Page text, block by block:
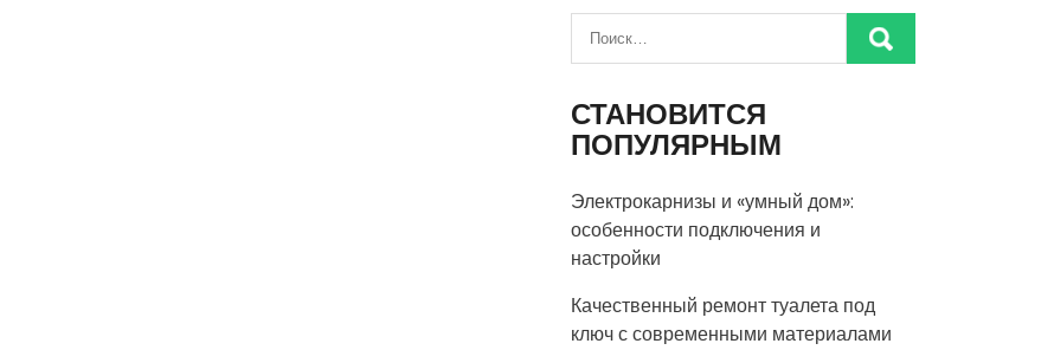
СТАНОВИТСЯ
ПОПУЛЯРНЫМ
Электрокарнизы и «умный дом»:
особенности подключения и
настройки
Качественный ремонт туалета под
ключ с современными материалами